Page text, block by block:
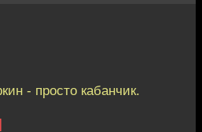
- просто кабанчик.